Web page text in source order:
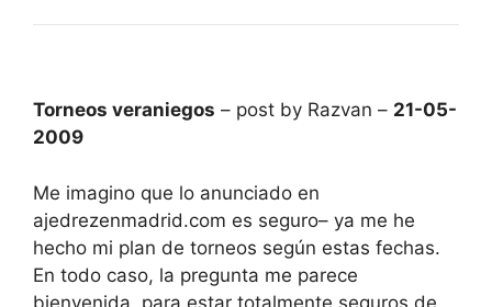
Torneos veraniegos – post by Razvan – 21-05-
2009
Me imagino que lo anunciado en
ajedrezenmadrid.com es seguro– ya me he
hecho mi plan de torneos según estas fechas.
En todo caso, la pregunta me parece
bienvenida, para estar totalmente seguros de